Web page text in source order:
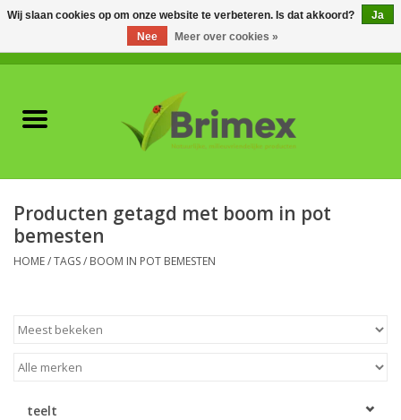
Plagen & Ziekten
Meststoffen en
Bodemverbeteraars
Monitoring
Producten getagd met boom in pot
bemesten
HOME/TAGS/ BOOM IN POT BEMESTEN
teelt
Wij slaan cookies op om onze website te verbeteren. Is dat akkoord?
Ja
Nee
Meer over cookies »